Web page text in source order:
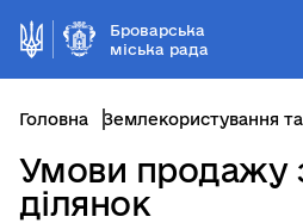
Броварська
міська рада
Головна
Умови продажу
ділянок